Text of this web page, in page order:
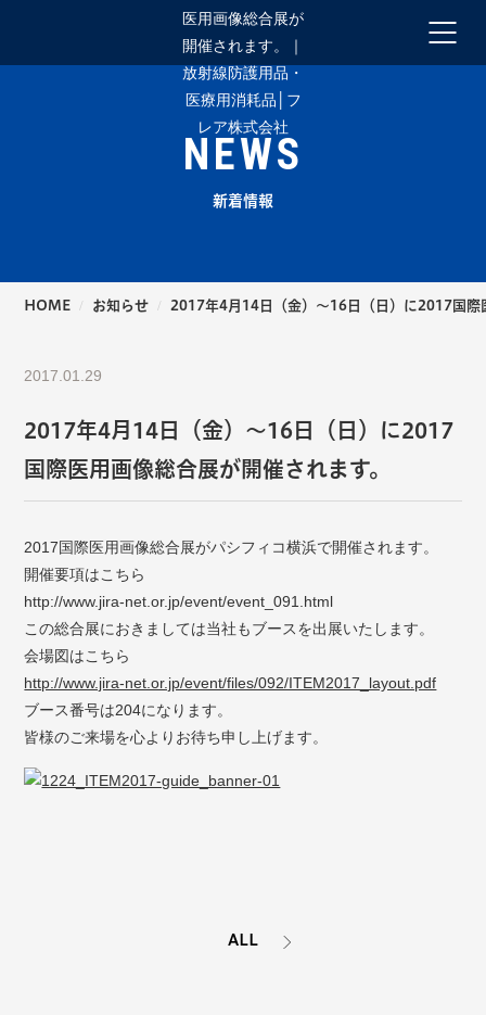
NEWS
新着情報
HOME お知らせ 2017年4月14日（金）～16日（日）に2017国際
2017.01.29
2017年4月14日（金）～16日（日）に2017
国際医用画像総合展が開催されます。
2017国際医用画像総合展がパシフィコ横浜で開催されます。
開催要項はこちら
http://www.jira-net.or.jp/event/event_091.html
この総合展におきましては当社もブースを出展いたします。
会場図はこちら
http://www.jira-net.or.jp/event/files/092/ITEM2017_layout.pdf
ブース番号は204になります。
皆様のご来場を心よりお待ち申し上げます。
ALL